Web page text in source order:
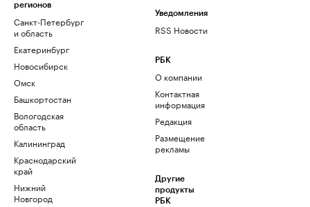
регионов
Санкт-Петербург
и область
Екатеринбург
Новосибирск
Омск
Башкортостан
Вологодская
область
Калининград
Краснодарский
край
Нижний
Новгород
Уведомления
RSS Новости
РБК
О компании
Контактная
информация
Редакция
Размещение
рекламы
Другие
продукты
РБК